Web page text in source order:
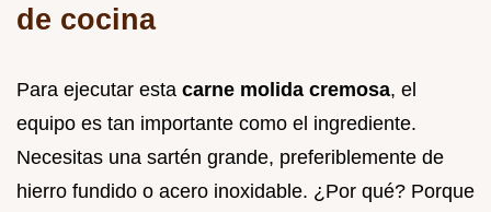
de cocina
Para ejecutar esta carne molida cremosa, el
equipo es tan importante como el ingrediente.
Necesitas una sartén grande, preferiblemente de
hierro fundido o acero inoxidable. ¿Por qué? Porque